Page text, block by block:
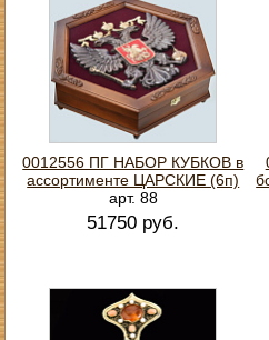
0012556 ПГ НАБОР КУБКОВ в
ассортименте ЦАРСКИЕ (6п)
арт. 88
51750 руб.